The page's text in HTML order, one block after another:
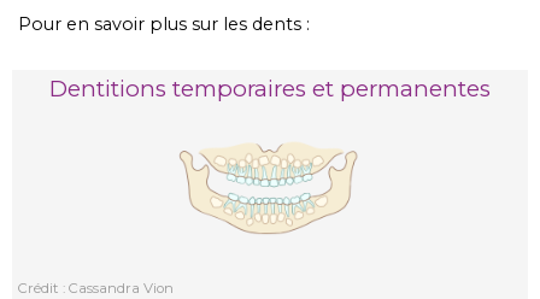
Pour en savoir plus sur les dents :
Dentitions temporaires et permanentes
Crédit : Cassandra Vion